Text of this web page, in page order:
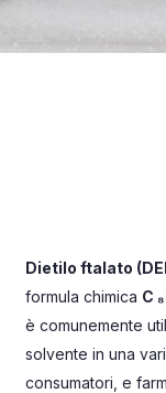
Dietilo ftalato
formula chimica C
è comunemente
solvente in una
consumatori, e